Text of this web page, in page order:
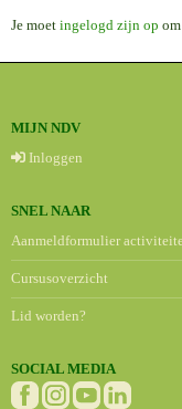
Je moet ingelogd zijn op
MIJN NDV
Inloggen
SNEL NAAR
Aanmeldformulier
Cursusoverzicht
Lid worden?
SOCIAL MEDIA